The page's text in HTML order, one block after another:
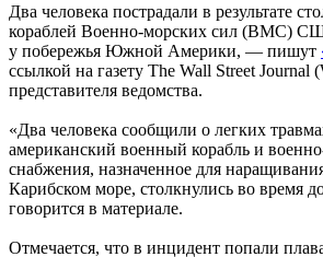
Два человека пострадали в результате
кораблей Военно-морских сил (ВМС)
у побережья Южной Америки, — пишут
ссылкой на газету The Wall Street Journal
представителя ведомства.
«Два человека сообщили о легких
американский военный корабль и
снабжения, назначенное для
Карибском море, столкнулись во время
говорится в материале.
Отмечается, что в инцидент попали